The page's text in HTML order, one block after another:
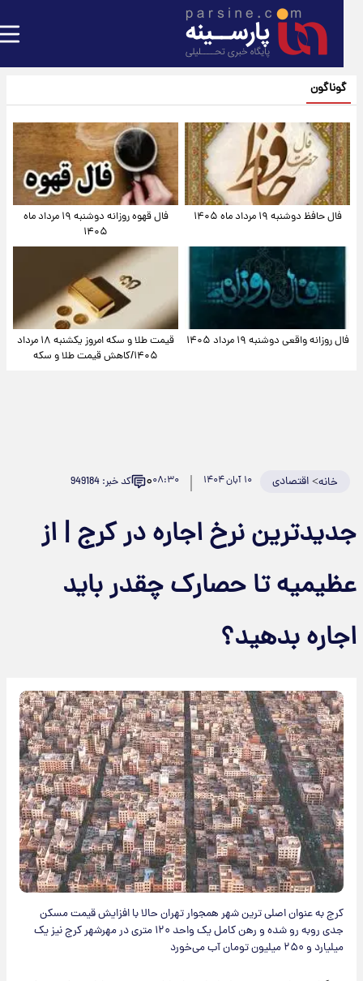
گوناگون
فال حافظ دوشنبه ۱۹ مرداد ماه ۱۴۰۵
فال قهوه روزانه دوشنبه ۱۹ مرداد ماه
۱۴۰۵
فال روزانه واقعی دوشنبه ۱۹ مرداد ۱۴۰۵
قیمت طلا و سکه امروز یکشنبه ۱۸ مرداد
۱۴۰۵/کاهش قیمت طلا و سکه
خانه>اقتصادی ۰۸:۳۰۰ کد خبر: 949184
نرخ اجاره در کرج | از
تا حصارک چقدر باید
بدهید؟
کرج به عنوان اصلی ترین شهر همجوار تهران حالا با افزایش قیمت مسکن
جدی روبه رو شده و رهن کامل یک واحد ۱۲۰ متری در مهرشهر کرج نیز یک
میلیارد و ۲۵۰ میلیون تومان آب می‌خورد